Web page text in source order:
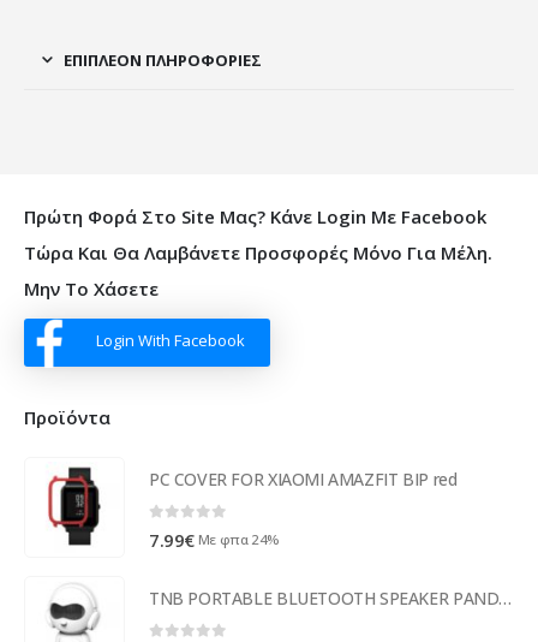
ΕΠΙΠΛΈΟΝ ΠΛΗΡΟΦΟΡΊΕΣ
Πρώτη Φορά Στο Site Μας? Κάνε Login Με Facebook
Τώρα Και Θα Λαμβάνετε Προσφορές Μόνο Για Μέλη.
Μην Το Χάσετε
Login With Facebook
Προϊόντα
PC COVER FOR XIAOMI AMAZFIT BIP red
7.99€ Με φπα 24%
TNB PORTABLE BLUETOOTH SPEAKER PANDA CUSTOMABLE